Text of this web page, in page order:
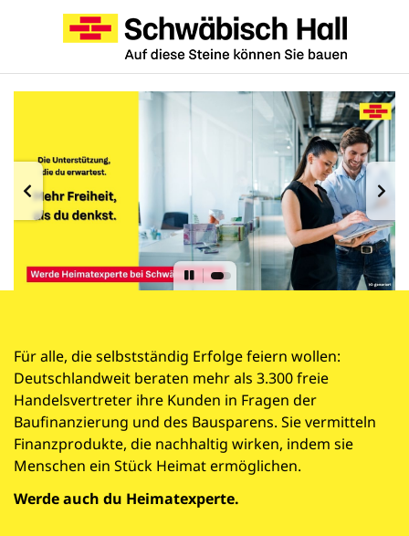
Für alle, die selbstständig Erfolge feiern wollen:
Deutschlandweit beraten mehr als 3.300 freie
Handelsvertreter ihre Kunden in Fragen der
Baufinanzierung und des Bausparens. Sie vermitteln
Finanzprodukte, die nachhaltig wirken, indem sie
Menschen ein Stück Heimat ermöglichen.
Werde auch du Heimatexperte.